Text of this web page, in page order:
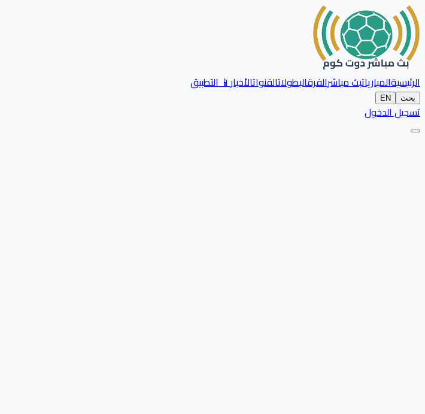
الرئيسيةالمبارياتبث مباشرالفرقالبطولاتالقنواتالأخبار📱 التطبيق
بحث EN
تسجيل الدخول